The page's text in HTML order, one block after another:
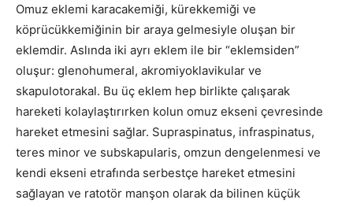
Omuz eklemi karacakemiği, kürekkemiği ve
köprücükkemiğinin bir araya gelmesiyle oluşan bir
eklemdir. Aslında iki ayrı eklem ile bir “eklemsiden”
oluşur: glenohumeral, akromiyoklavikular ve
skapulotorakal. Bu üç eklem hep birlikte çalışarak
hareketi kolaylaştırırken kolun omuz ekseni çevresinde
hareket etmesini sağlar. Supraspinatus, infraspinatus,
teres minor ve subskapularis, omzun dengelenmesi ve
kendi ekseni etrafında serbestçe hareket etmesini
sağlayan ve ratotör manşon olarak da bilinen küçük